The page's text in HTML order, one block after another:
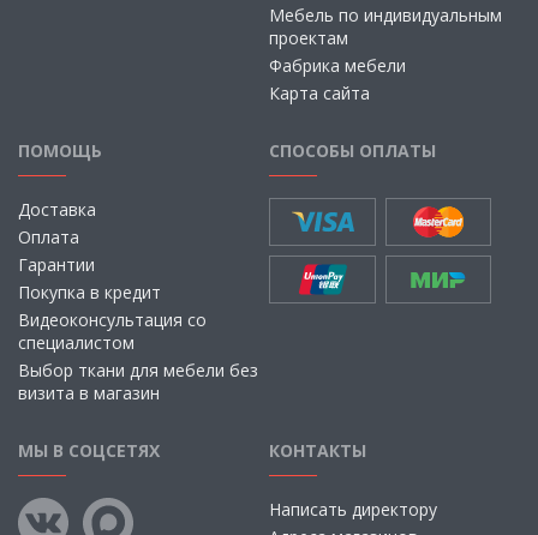
Мебель по индивидуальным
проектам
Фабрика мебели
Карта сайта
ПОМОЩЬ
Доставка
Оплата
Гарантии
Покупка в кредит
Видеоконсультация со
специалистом
Выбор ткани для мебели без
визита в магазин
СПОСОБЫ ОПЛАТЫ
МЫ В СОЦСЕТЯХ КОНТАКТЫ
Написать директору